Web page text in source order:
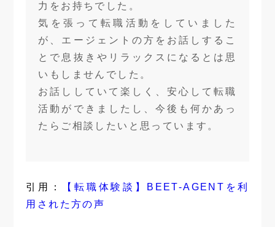
力をお持ちでした。
気を張って転職活動をしていました
が、エージェントの方をお話しするこ
とで息抜きやリラックスになるとは思
いもしませんでした。
お話ししていて楽しく、安心して転職
活動ができましたし、今後も何かあっ
たらご相談したいと思っています。
引用：
【転職体験談】BEET-AGENTを利
用された方の声